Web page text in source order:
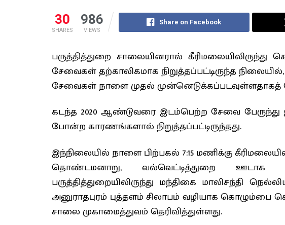
30
SHARES
986
VIEWS
Share on Facebook
பருத்தித்துறை சாலையினரால் கீரிமலையிலிருந்து
சேவைகள் தற்காலிகமாக நிறுத்தப்பட்டிருந்த
சேவைகள் நாளை முதல் முன்னெடுக்கப்படவுள்ளதாகத்
கடந்த 2020 ஆண்டுவரை இடம்பெற்ற சேவை
போன்ற காரணங்களால் நிறுத்தப்பட்டிருந்தது.
இந்நிலையில் நாளை பிற்பகல் 7:15 மணிக்கு
தொண்டமனாறு, வல்வெட்டித்துறை ஊடாக
பருத்தித்துறையிலிருந்து மந்திகை மாலிசந்தி
அனுராதபுரம் புத்தளம் சிலாபம் வழியாக கொழும்பை
சாலை முகாமைத்துவம் தெரிவித்துள்ளது.